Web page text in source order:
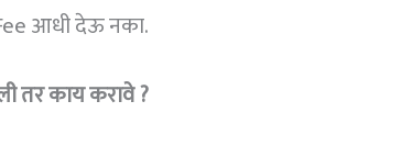
आधी देऊ नका.
तर काय करावे ?